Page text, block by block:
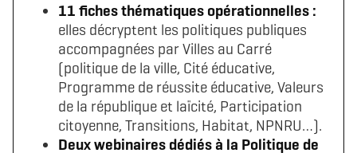
11 fiches thématiques opérationnelles :
elles décryptent les politiques publiques
accompagnées par Villes au Carré
(politique de la ville, Cité éducative,
Programme de réussite éducative, Valeurs
de la république et laïcité, Participation
citoyenne, Transitions, Habitat, NPNRU…).
Deux webinaires dédiés à la Politique de